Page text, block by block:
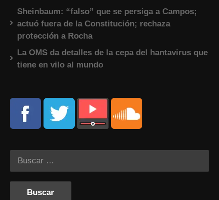
Sheinbaum: “falso” que se persiga a Campos;
actuó fuera de la Constitución; rechaza
protección a Rocha
La OMS da detalles de la cepa del hantavirus que
tiene en vilo al mundo